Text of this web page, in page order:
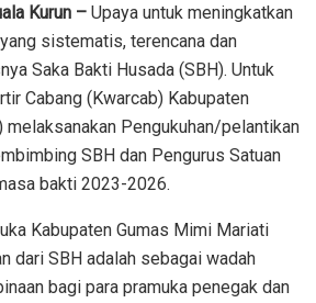
Kurun – Upaya untuk meningkatkan
sistematis, terencana dan
Saka Bakti Husada (SBH). Untuk
Cabang (Kwarcab) Kabupaten
melaksanakan Pengukuhan/pelantikan
SBH dan Pengurus Satuan
bakti 2023-2026.
Kabupaten Gumas Mimi Mariati
dari SBH adalah sebagai wadah
bagi para pramuka penegak dan